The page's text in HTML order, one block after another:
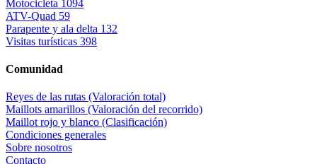
Motocicleta 1094
ATV-Quad 59
Parapente y ala delta 132
Visitas turísticas 398
Comunidad
Reyes de las rutas (Valoración total)
Maillots amarillos (Valoración del recorrido)
Maillot rojo y blanco (Clasificación)
Condiciones generales
Sobre nosotros
Contacto